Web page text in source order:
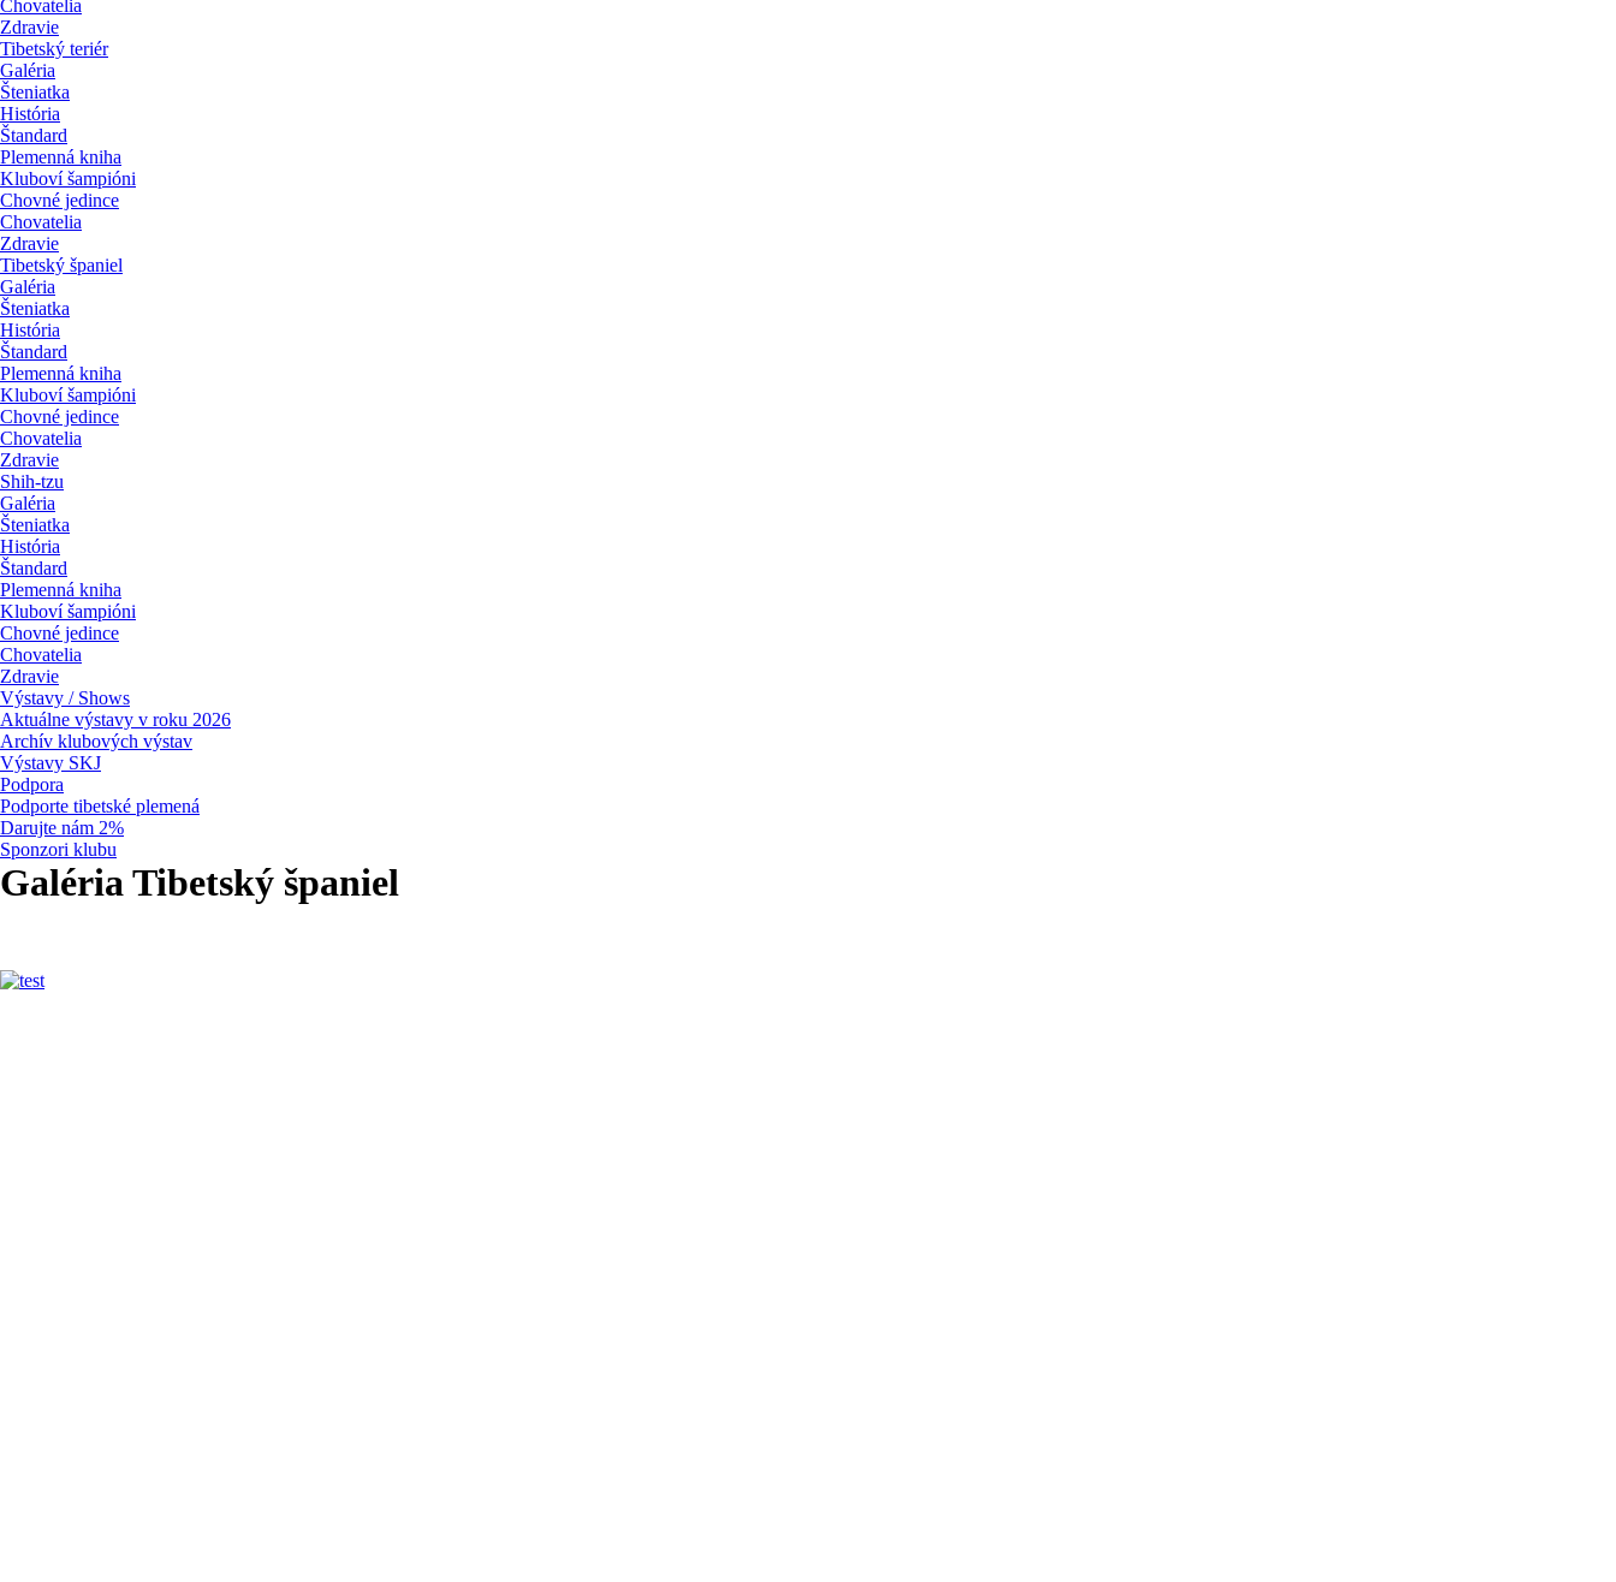
Chovatelia
Zdravie
Tibetský teriér
Galéria
Šteniatka
História
Štandard
Plemenná kniha
Kluboví šampióni
Chovné jedince
Chovatelia
Zdravie
Tibetský španiel
Galéria
Šteniatka
História
Štandard
Plemenná kniha
Kluboví šampióni
Chovné jedince
Chovatelia
Zdravie
Shih-tzu
Galéria
Šteniatka
História
Štandard
Plemenná kniha
Kluboví šampióni
Chovné jedince
Chovatelia
Zdravie
Výstavy / Shows
Aktuálne výstavy v roku 2026
Archív klubových výstav
Výstavy SKJ
Podpora
Podporte tibetské plemená
Darujte nám 2%
Sponzori klubu
Galéria Tibetský španiel